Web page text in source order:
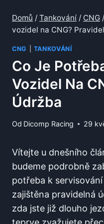
Domů / Tankování / CNG /
vozidel na CNG?
CNG TANKOVÁNÍ
Co Je
Vozidel Na
Údržba
Od Dicomp Racing 29
Vítejte u dnešního
budeme podrobně
potřeba k
zajištěna pravidelná
zda jste již dlouho